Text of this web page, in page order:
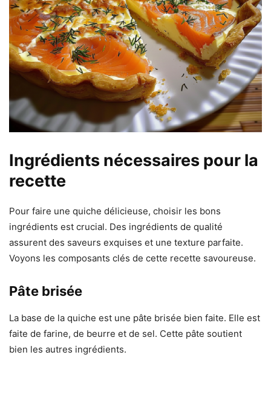
Ingrédients nécessaires pour la
recette
Pour faire une quiche délicieuse, choisir les bons
ingrédients est crucial. Des ingrédients de qualité
assurent des saveurs exquises et une texture parfaite.
Voyons les composants clés de cette recette savoureuse.
Pâte brisée
La base de la quiche est une pâte brisée bien faite. Elle est
faite de farine, de beurre et de sel. Cette pâte soutient
bien les autres ingrédients.